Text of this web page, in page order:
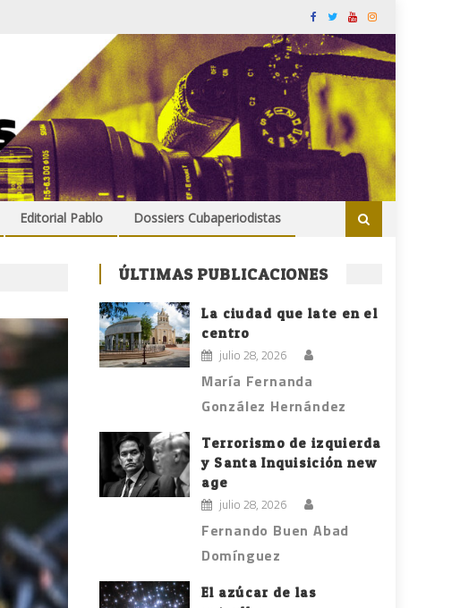
Editorial Pablo Dossiers Cubaperiodistas
ÚLTIMAS PUBLICACIONES
La ciudad que late en el
centro
julio 28, 2026
María Fernanda
González Hernández
Terrorismo de izquierda
y Santa Inquisición new
age
julio 28, 2026
Fernando Buen Abad
Domínguez
El azúcar de las